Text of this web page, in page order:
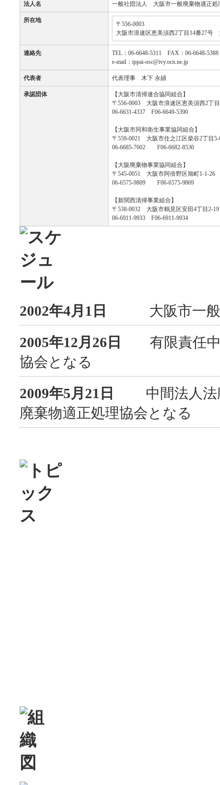
法人名 一般社団法人 大阪市一般廃棄物適正処
所在地
〒556-0003
大阪市浪速区恵美須西2丁目14番27号
連絡先
TEL：06-6648-5311 FAX：06-6648-5388
e-mail：ippai-osc@ivy.ocn.ne.jp
代表者 代表理事 木下 永績
承認団体
【大阪市清掃連合協同組合】
〒556-0003 大阪市浪速区恵美須西2丁
06-6631-4337 F06-6649-5390
【大阪市同和衛生事業協同組合】
〒559-0021 大阪市住之江区柴谷2丁目5-
06-6685-7602 F06-6682-8530
【大阪廃棄物事業協同組合】
〒545-0051 大阪市阿倍野区旭町1-1-26
06-6575-9809 F06-6575-9869
【新関西清掃事業組合】
〒538-0032 大阪市鶴見区安田4丁目2-19
06-6911-9933 F06-6911-9934
2002年4月1日
大阪市一般廃
2005年12月26日
有限責任中
協会となる
2009年5月21日
中間法人法廃
廃棄物適正処理協会となる